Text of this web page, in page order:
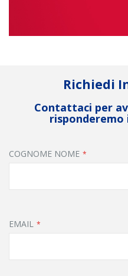
Richiedi
Contattaci per
risponderemo
COGNOME NOME
EMAIL